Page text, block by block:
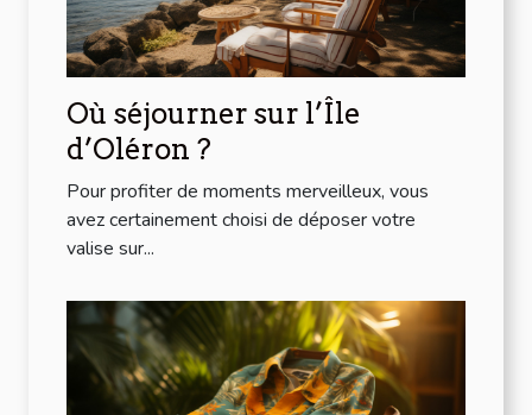
Où séjourner sur l’Île
d’Oléron ?
Pour profiter de moments merveilleux, vous
avez certainement choisi de déposer votre
valise sur...